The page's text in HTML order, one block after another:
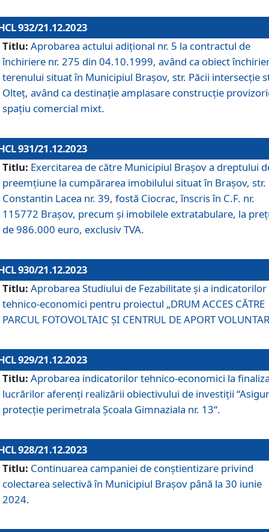
932/21.12.2023
Titlu: Aprobarea actului adițional nr. 5 la contractul de
închiriere nr. 275 din 04.10.1999, având ca obiect
terenului situat în Municipiul Brașov, str. Păcii intersecție
Olteț, având ca destinație amplasare construcție
spațiu comercial mixt.
931/21.12.2023
Titlu: Exercitarea de către Municipiul Brașov a dreptului
preemțiune la cumpărarea imobilului situat în Brașov, str.
Constantin Lacea nr. 39, fostă Ciocrac, înscris în C.F. nr.
115772 Brașov, precum și imobilele extratabulare, la
de 986.000 euro, exclusiv TVA.
930/21.12.2023
Titlu: Aprobarea Studiului de Fezabilitate și a indicatorilor
tehnico-economici pentru proiectul „DRUM ACCES CĂTRE
PARCUL FOTOVOLTAIC ȘI CENTRUL DE APORT
929/21.12.2023
Titlu: Aprobarea indicatorilor tehnico-economici la
lucrărilor aferenți realizării obiectivului de investiții
protecție perimetrala Școala Gimnaziala nr. 13“.
928/21.12.2023
Titlu: Continuarea campaniei de conștientizare privind
colectarea selectivă în Municipiul Braşov până la 30 iunie
2024.